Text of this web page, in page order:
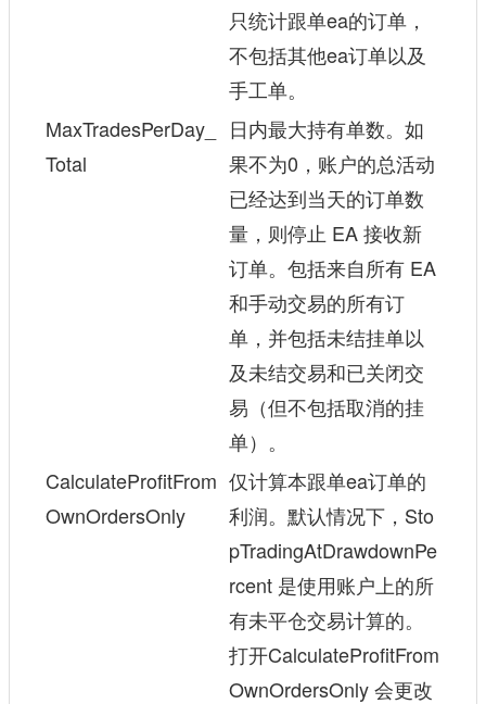
只统计跟单ea的订单，
不包括其他ea订单以及
手工单。
MaxTradesPerDay_
Total
日内最大持有单数。如
果不为0，账户的总活动
已经达到当天的订单数
量，则停止 EA 接收新
订单。包括来自所有 EA
和手动交易的所有订
单，并包括未结挂单以
及未结交易和已关闭交
易（但不包括取消的挂
单）。
CalculateProfitFrom
OwnOrdersOnly
仅计算本跟单ea订单的
利润。默认情况下，Sto
pTradingAtDrawdownPe
rcent 是使用账户上的所
有未平仓交易计算的。
打开CalculateProfitFrom
OwnOrdersOnly 会更改